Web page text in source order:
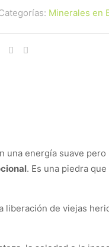
Minerales en
una energía suave
. Es una piedra
de viejas